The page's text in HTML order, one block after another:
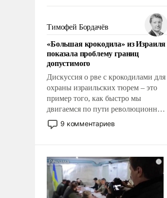
где Еревану за свои поступки не
нужно отвечать.
Тимофей Бордачёв
«Большая крокодила» из Израиля
показала проблему границ
допустимого
Дискуссия о рве с крокодилами для
охраны израильских тюрем – это
пример того, как быстро мы
двигаемся по пути революционных
изменений. То, что несколько лет
назад было образом для
9 комментариев